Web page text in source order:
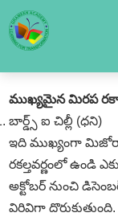
ముఖ్యమైన మిరప
బార్డ్స్‌ ఐ చిల్లీ (ధని)
ఇది ముఖ్యంగా
రకల్తవర్ణంలో ఉండి
అక్టోబర్‌ నుంచి
విరివిగా